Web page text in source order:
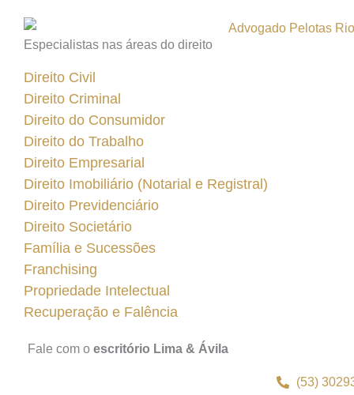
Especialistas nas áreas do direito
Direito Civil
Direito Criminal
Direito do Consumidor
Direito do Trabalho
Direito Empresarial
Direito Imobiliário (Notarial e Registral)
Direito Previdenciário
Direito Societário
Família e Sucessões
Franchising
Propriedade Intelectual
Recuperação e Falência
Fale com o escritório Lima & Ávila
(53)